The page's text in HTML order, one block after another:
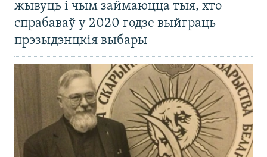
жывуць і чым займаюцца тыя, хто
спрабаваў у 2020 годзе выйграць
прэзыдэнцкія выбары